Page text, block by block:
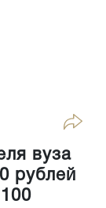
вуза
рублей